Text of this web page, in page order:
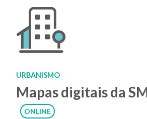
URBANISMO
Mapas digitais da
ONLINE